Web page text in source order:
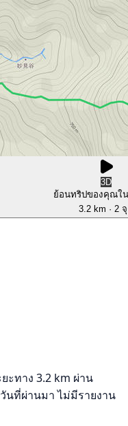
3D
ย้อนทริปของคุณใ
3.2 km · 2
ะทาง 3.2 km ผ่าน
นที่ผ่านมา ไม่มีรายงาน